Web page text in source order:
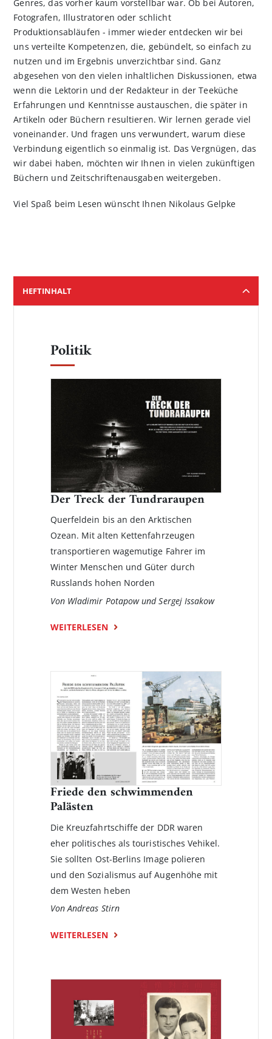
Genres, das vorher kaum vorstellbar war. Ob bei Autoren,
Fotografen, Illustratoren oder schlicht
Produktionsabläufen - immer wieder entdecken wir bei
uns verteilte Kompetenzen, die, gebündelt, so einfach zu
nutzen und im Ergebnis unverzichtbar sind. Ganz
abgesehen von den vielen inhaltlichen Diskussionen, etwa
wenn die Lektorin und der Redakteur in der Teeküche
Erfahrungen und Kenntnisse austauschen, die später in
Artikeln oder Büchern resultieren. Wir lernen gerade viel
voneinander. Und fragen uns verwundert, warum diese
Verbindung eigentlich so einmalig ist. Das Vergnügen, das
wir dabei haben, möchten wir Ihnen in vielen zukünftigen
Büchern und Zeitschriftenausgaben weitergeben.
Viel Spaß beim Lesen wünscht Ihnen Nikolaus Gelpke
HEFTINHALT
Politik
Der Treck der Tundraraupen
Querfeldein bis an den Arktischen
Ozean. Mit alten Kettenfahrzeugen
transportieren wagemutige Fahrer im
Winter Menschen und Güter durch
Russlands hohen Norden
Von Wladimir Potapow und Sergej Issakow
WEITERLESEN
Friede den schwimmenden
Palästen
Die Kreuzfahrtschiffe der DDR waren
eher politisches als touristisches Vehikel.
Sie sollten Ost-Berlins Image polieren
und den Sozialismus auf Augenhöhe mit
dem Westen heben
Von Andreas Stirn
WEITERLESEN